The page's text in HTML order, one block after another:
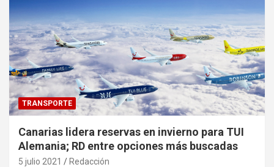
TRANSPORTE
Canarias lidera reservas en invierno para TUI
Alemania; RD entre opciones más buscadas
5 julio 2021 Redacción